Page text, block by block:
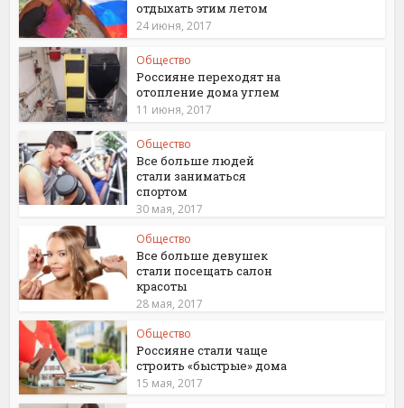
отдыхать этим летом
24 июня, 2017
Общество
Россияне переходят на
отопление дома углем
11 июня, 2017
Общество
Все больше людей
стали заниматься
спортом
30 мая, 2017
Общество
Все больше девушек
стали посещать салон
красоты
28 мая, 2017
Общество
Россияне стали чаще
строить «быстрые» дома
15 мая, 2017